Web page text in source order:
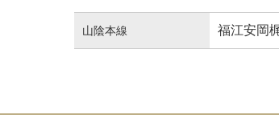
山陰本線 福江安岡